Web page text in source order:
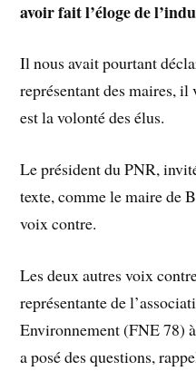
avoir fait l’éloge de
Il nous avait pourtant
représentant des maires,
est la volonté des élus.
Le président du PNR,
texte, comme le maire
voix contre.
Les deux autres voix
représentante de
Environnement (FNE 78)
a posé des questions,